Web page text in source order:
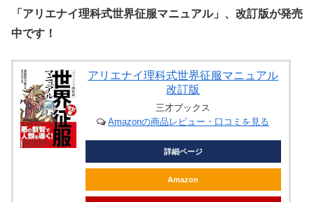
「アリエナイ理科式世界征服マニュアル」、改訂版が発売
中です！
アリエナイ理科式世界征服マニュアル
改訂版
三才ブックス
Amazonの商品レビュー・口コミを見る
詳細ページ
Amazon